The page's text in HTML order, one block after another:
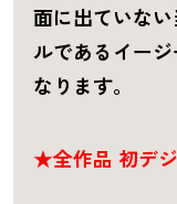
面に出ていな
ルであるイー
なります。
★全作品 初デ